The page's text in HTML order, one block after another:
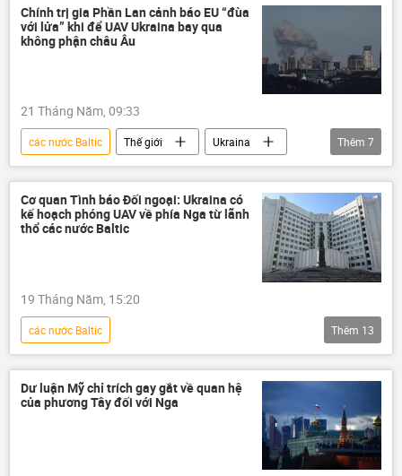
Ukraina
Quân sự
Chính trị gia Phần Lan cảnh báo EU “đùa
với lửa” khi để UAV Ukraina bay qua
không phận châu Âu
21 Tháng Năm, 09:33
các nước Baltic Thế giới
Ukraina
EU
UAV
Chiến dịch quân sự đặc biệt tại Ukraina
Nga
Châu Âu
Quân sự
Thêm 7
Cơ quan Tình báo Đối ngoại: Ukraina có
kế hoạch phóng UAV về phía Nga từ lãnh
thổ các nước Baltic
19 Tháng Năm, 15:20
các nước Baltic
Chiến dịch quân sự đặc biệt tại Ukraina
Nga
xung đột quân sự
xung đột
Cuộc khủng hoảng ở Ukraina
Thêm 13
Dư luận Mỹ chỉ trích gay gắt về quan hệ
của phương Tây đối với Nga